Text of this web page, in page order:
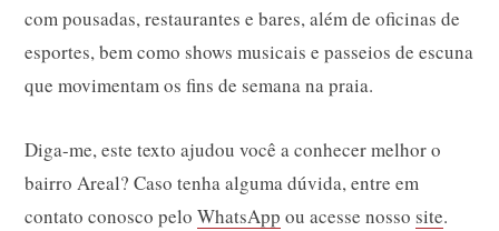
com pousadas, restaurantes e bares, além de oficinas de
esportes, bem como shows musicais e passeios de escuna
que movimentam os fins de semana na praia.
Diga-me, este texto ajudou você a conhecer melhor o
bairro Areal? Caso tenha alguma dúvida, entre em
contato conosco pelo WhatsApp ou acesse nosso site.